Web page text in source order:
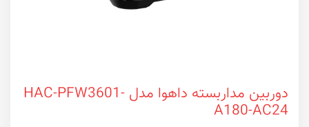
دوربین مداربسته داهوا مدل HAC-PFW3601-
A180-AC24